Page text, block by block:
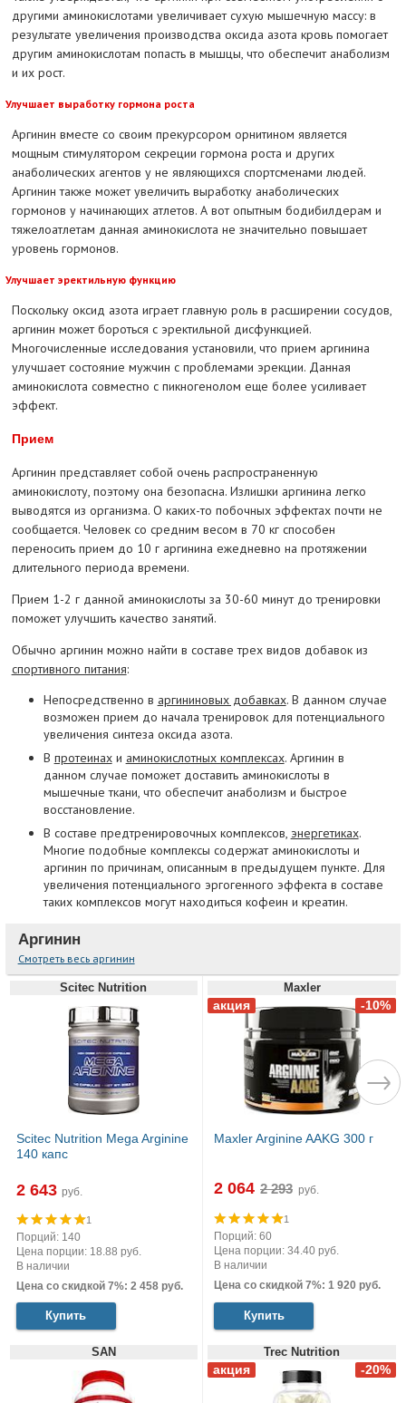
другими аминокислотами увеличивает сухую мышечную массу: в
результате увеличения производства оксида азота кровь помогает
другим аминокислотам попасть в мышцы, что обеспечит анаболизм
и их рост.
Улучшает выработку гормона роста
Аргинин вместе со своим прекурсором орнитином является
мощным стимулятором секреции гормона роста и других
анаболических агентов у не являющихся спортсменами людей.
Аргинин также может увеличить выработку анаболических
гормонов у начинающих атлетов. А вот опытным бодибилдерам и
тяжелоатлетам данная аминокислота не значительно повышает
уровень гормонов.
Улучшает эректильную функцию
Поскольку оксид азота играет главную роль в расширении сосудов,
аргинин может бороться с эректильной дисфункцией.
Многочисленные исследования установили, что прием аргинина
улучшает состояние мужчин с проблемами эрекции. Данная
аминокислота совместно с пикногенолом еще более усиливает
эффект.
Прием
Аргинин представляет собой очень распространенную
аминокислоту, поэтому она безопасна. Излишки аргинина легко
выводятся из организма. О каких-то побочных эффектах почти не
сообщается. Человек со средним весом в 70 кг способен
переносить прием до 10 г аргинина ежедневно на протяжении
длительного периода времени.
Прием 1-2 г данной аминокислоты за 30-60 минут до тренировки
поможет улучшить качество занятий.
Обычно аргинин можно найти в составе трех видов добавок из
спортивного питания:
Непосредственно в аргининовых добавках. В данном случае
возможен прием до начала тренировок для потенциального
увеличения синтеза оксида азота.
В протеинахи аминокислотных комплексах. Аргинин в
данном случае поможет доставить аминокислоты в
мышечные ткани, что обеспечит анаболизм и быстрое
восстановление.
В составе предтренировочных комплексов, энергетиках.
Многие подобные комплексы содержат аминокислоты и
аргинин по причинам, описанным в предыдущем пункте. Для
увеличения потенциального эргогенного эффекта в составе
таких комплексов могут находиться кофеин и креатин.
Аргинин
Смотреть весь аргинин
Scitec Nutrition
Scitec Nutrition Mega Arginine
140 капс
2 643 руб.
1
Порций: 140
Цена порции: 18.88 руб.
В наличии
Цена со скидкой 7%: 2 458 руб.
Купить
Maxler
Maxler Arginine AAKG 300 г
2 064 руб.
1
Порций: 60
Цена порции: 34.40 руб.
В наличии
Цена со скидкой 7%: 1 920 руб.
Купить
SAN Trec Nutrition